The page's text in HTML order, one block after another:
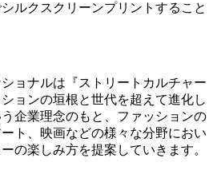
ルクスクリーンプリントすること
ョナルは『ストリートカルチャー
ョンの垣根と世代を超えて進化し
企業理念のもと、ファッションの
ト、映画などの様々な分野におい
の楽しみ方を提案していきます。